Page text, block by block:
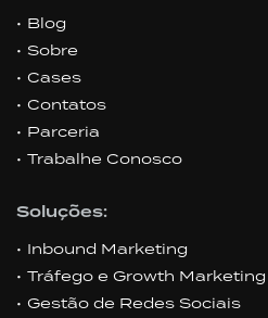
Blog
Sobre
Cases
Contatos
Parceria
Trabalhe Conosco
Soluções:
Inbound Marketing
Tráfego e Growth Marketing
Gestão de Redes Sociais